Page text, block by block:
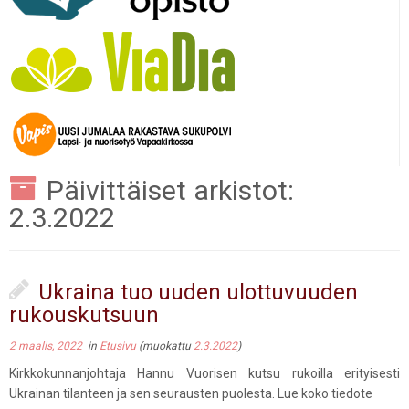
Päivittäiset arkistot:
2.3.2022
Ukraina tuo uuden ulottuvuuden
rukouskutsuun
2 maalis, 2022in Etusivu (muokattu 2.3.2022)
Kirkkokunnanjohtaja Hannu Vuorisen kutsu rukoilla erityisesti
Ukrainan tilanteen ja sen seurausten puolesta. Lue koko tiedote